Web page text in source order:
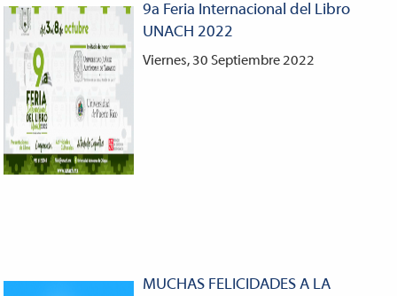
9a Feria Internacional del Libro
UNACH 2022
Viernes, 30 Septiembre 2022
MUCHAS FELICIDADES A LA